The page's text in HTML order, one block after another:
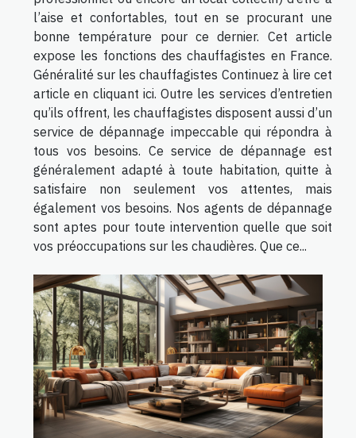
l’aise et confortables, tout en se procurant une
bonne température pour ce dernier. Cet article
expose les fonctions des chauffagistes en France.
Généralité sur les chauffagistes Continuez à lire cet
article en cliquant ici. Outre les services d’entretien
qu’ils offrent, les chauffagistes disposent aussi d’un
service de dépannage impeccable qui répondra à
tous vos besoins. Ce service de dépannage est
généralement adapté à toute habitation, quitte à
satisfaire non seulement vos attentes, mais
également vos besoins. Nos agents de dépannage
sont aptes pour toute intervention quelle que soit
vos préoccupations sur les chaudières. Que ce...